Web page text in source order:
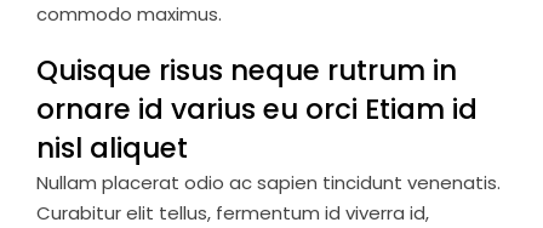
commodo maximus.
Quisque risus neque rutrum in
ornare id varius eu orci Etiam id
nisl aliquet
Nullam placerat odio ac sapien tincidunt venenatis.
Curabitur elit tellus, fermentum id viverra id,